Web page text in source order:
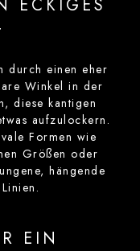
ECKIGES
durch einen eher
Winkel in der
diese kantigen
aufzulockern.
Formen wie
Größen oder
hängende
EIN